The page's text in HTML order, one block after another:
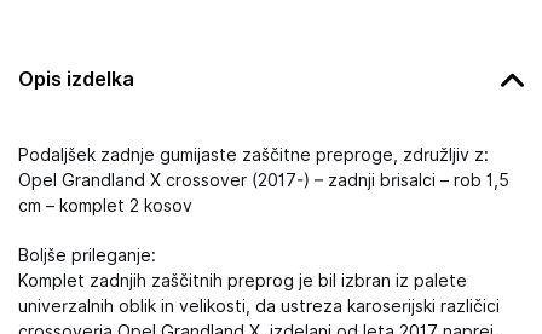
Opis izdelka
Podaljšek zadnje gumijaste zaščitne preproge, združljiv z:
Opel Grandland X crossover (2017-) – zadnji brisalci – rob 1,5
cm – komplet 2 kosov
Boljše prileganje:
Komplet zadnjih zaščitnih preprog je bil izbran iz palete
univerzalnih oblik in velikosti, da ustreza karoserijski različici